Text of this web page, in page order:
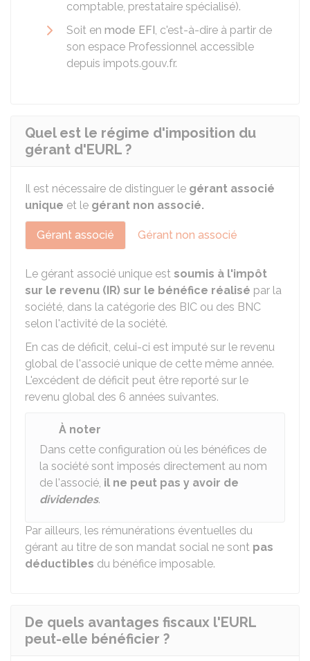
comptable, prestataire spécialisé).
Soit en mode EFI, c'est-à-dire à partir de
son espace Professionnel accessible
depuis impots.gouv.fr.
Quel est le régime d'imposition du
gérant d'EURL ?
Il est nécessaire de distinguer le gérant associé
unique et le gérant non associé.
Gérant associé Gérant non associé
Le gérant associé unique est soumis à l'impôt
sur le revenu (IR) sur le bénéfice réalisé par la
société, dans la catégorie des BIC ou des BNC
selon l'activité de la société.
En cas de déficit, celui-ci est imputé sur le revenu
global de l'associé unique de cette même année.
L'excédent de déficit peut être reporté sur le
revenu global des 6 années suivantes.
À noter
Dans cette configuration où les bénéfices de
la société sont imposés directement au nom
de l'associé, il ne peut pas y avoir de
dividendes.
Par ailleurs, les rémunérations éventuelles du
gérant au titre de son mandat social ne sont pas
déductibles du bénéfice imposable.
De quels avantages fiscaux l'EURL
peut-elle bénéficier ?